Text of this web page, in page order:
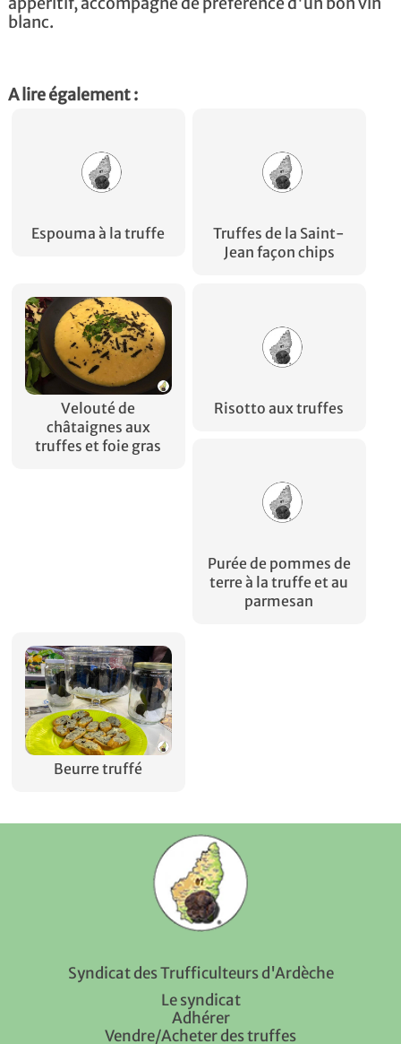
blanc.
A lire également :
Espouma à la truffe
Truffes de la Saint-
Jean façon chips
Velouté de
châtaignes aux
truffes et foie gras
Risotto aux truffes
Purée de pommes de
terre à la truffe et au
parmesan
Beurre truffé
Syndicat des Trufficulteurs d'Ardèche
Le syndicat
Adhérer
Vendre/Acheter des truffes